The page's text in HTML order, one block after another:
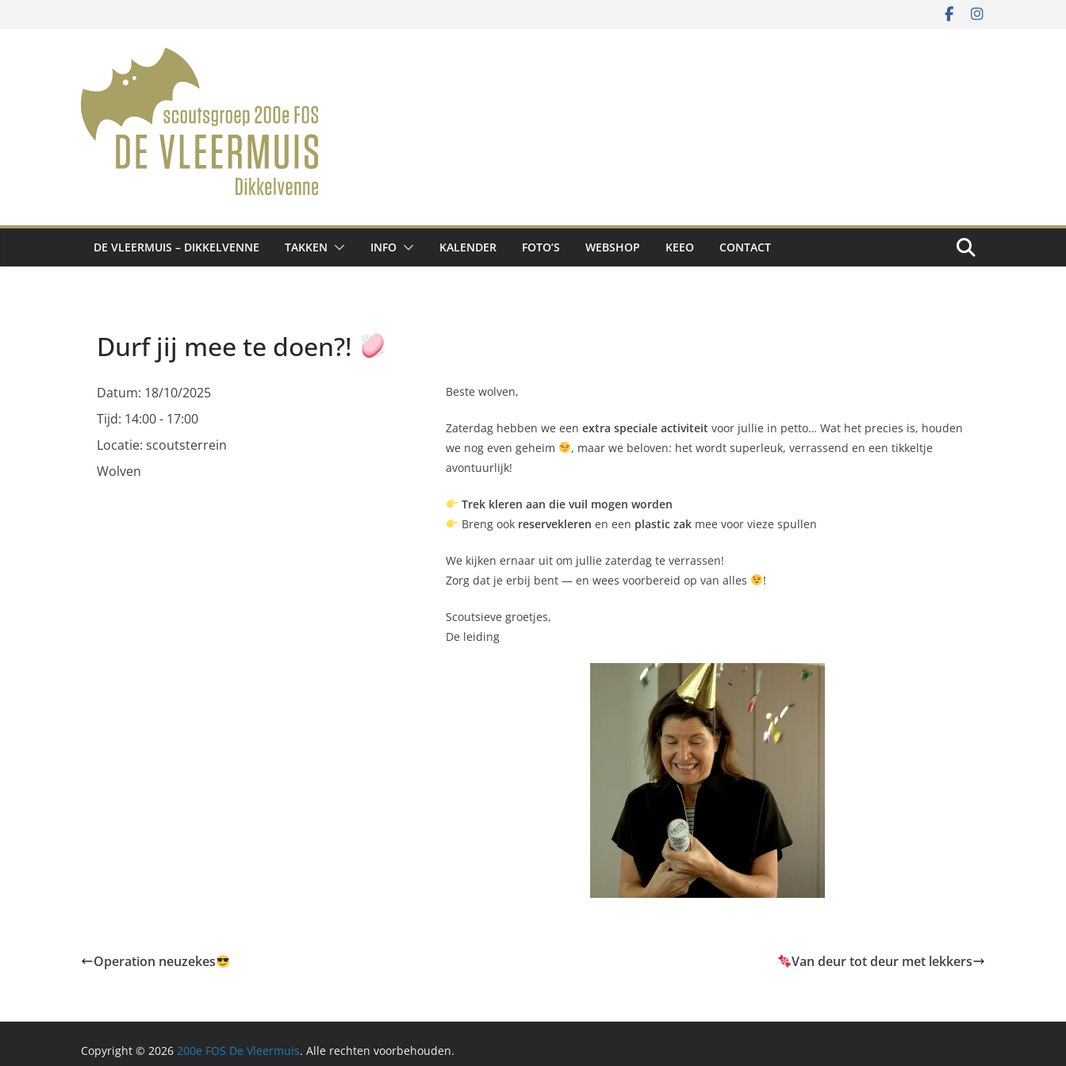
DE VLEERMUIS – DIKKELVENNE TAKKEN INFO KALENDER FOTO’S WEBSHOP KEEO CONTACT
Durf jij mee te doen?!
Datum: 18/10/2025
Tijd: 14:00 - 17:00
Locatie: scoutsterrein
Wolven
Beste wolven,
Zaterdag hebben we een extra speciale activiteit voor jullie in petto… Wat het precies is, houden
we nog even geheim
, maar we beloven: het wordt superleuk, verrassend en een tikkeltje
avontuurlijk!
Trek kleren aan die vuil mogen worden
Breng ook reservekleren en een plastic zakmee voor vieze spullen
We kijken ernaar uit om jullie zaterdag te verrassen!
Zorg dat je erbij bent — en wees voorbereid op van alles
!
Scoutsieve groetjes,
De leiding
Operation neuzekes Van deur tot deur met lekkers
Copyright © 2026 200e FOS De Vleermuis. Alle rechten voorbehouden.